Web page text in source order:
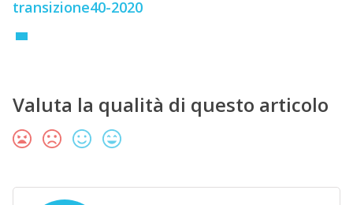
transizione40-2020
Valuta la qualità di questo articolo